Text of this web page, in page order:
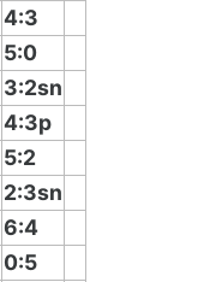
4:3
5:0
3:2sn
4:3p
5:2
2:3sn
6:4
0:5